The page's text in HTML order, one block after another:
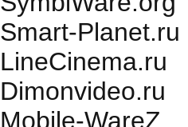
Smart-Planet.ru
LineCinema.ru
Dimonvideo.ru
Mobile-WareZ